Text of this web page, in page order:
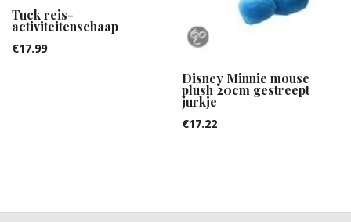
Tuck reis-
activiteitenschaap
€17.99
Disney Minnie mouse
plush 20cm gestreept
jurkje
€17.22